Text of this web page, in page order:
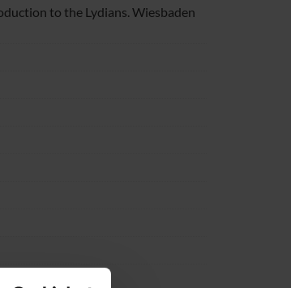
to the Lydians. Wiesbaden